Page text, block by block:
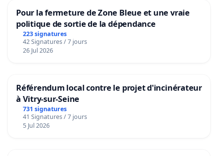
Pour la fermeture de Zone Bleue et une vraie
politique de sortie de la dépendance
223 signatures
42 Signatures / 7 jours
26 Jul 2026
Référendum local contre le projet d'incinérateur
à Vitry-sur-Seine
731 signatures
41 Signatures / 7 jours
5 Jul 2026